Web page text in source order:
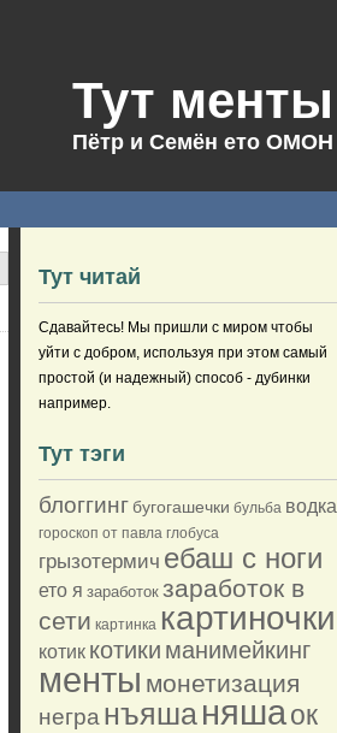
Тут менты
Пётр и Семён ето ОМОН
Тут читай
Сдавайтесь! Мы пришли с миром чтобы
уйти с добром, используя при этом самый
простой (и надежный) способ - дубинки
например.
Тут тэги
блоггингбугогашечки бульба водка
гороскоп от павла глобуса
грызотермич ебаш с ноги
ето я заработок заработок в
сети картинка картиночки
котик котики манимейкинг
менты монетизация
негра нъяшаняшаок